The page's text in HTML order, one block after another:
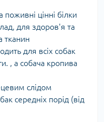
поживні цінні білки
для здоров'я та
тканин
для всіх собак
, а собача кропива
слідом
середніх порід (від